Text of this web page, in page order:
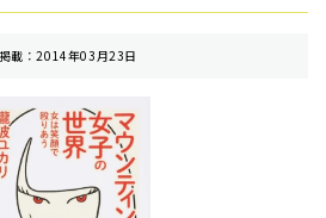
載：2014年03月23日